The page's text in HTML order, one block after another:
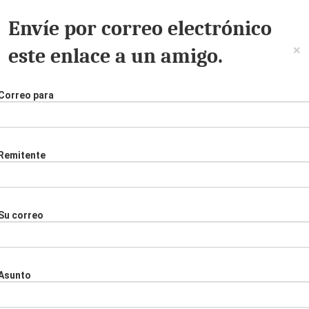
Envíe por correo electrónico
este enlace a un amigo.
×
para
correo